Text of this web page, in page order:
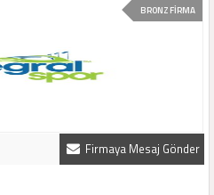
BRONZ FİRMA
Firmaya Mesaj Gönder